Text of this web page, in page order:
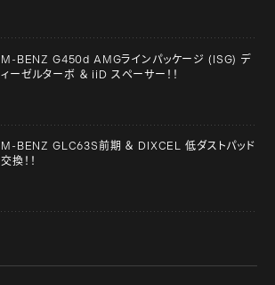
M-BENZ G450d AMGラインパッケージ (ISG) デ
ィーゼルターボ ＆ iiD スペーサー！！
M-BENZ GLC63S前期 ＆ DIXCEL 低ダストパッド
交換！！